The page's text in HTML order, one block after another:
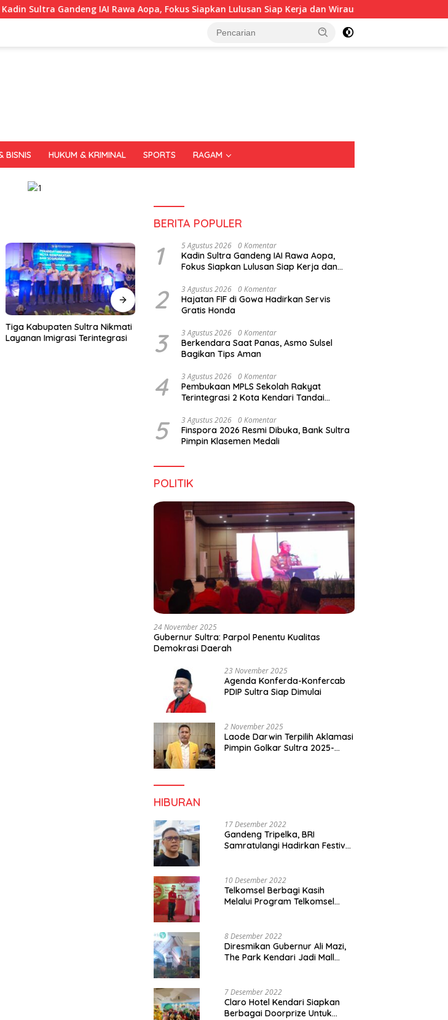
Gandeng IAI Rawa Aopa, Fokus Siapkan Lulusan Siap Kerja dan Wirausaha
BISNIS HUKUM & KRIMINAL SPORTS RAGAM
Harapan Tidak Mengenal
Batas Negara
Sultra Terus Maju, Namun
Infrastruktur Pariwisata dan
Perikanan Masih Jadi
Tantangan
Bank Sultra Pimpin Klasemen
Medali
BERITA POPULER
1 5 Agustus 2026 0 Komentar
Kadin Sultra Gandeng IAI Rawa Aopa,
Fokus Siapkan Lulusan Siap Kerja dan
2 3 Agustus 2026 0 Komentar
Hajatan FIF di Gowa Hadirkan Servis
Gratis Honda
3 3 Agustus 2026 0 Komentar
Berkendara Saat Panas, Asmo Sulsel
Bagikan Tips Aman
4 3 Agustus 2026 0 Komentar
Pembukaan MPLS Sekolah Rakyat
Terintegrasi 2 Kota Kendari Tandai
5 3 Agustus 2026 0 Komentar
Finspora 2026 Resmi Dibuka, Bank Sultra
Pimpin Klasemen Medali
POLITIK
24 November 2025
Gubernur Sultra: Parpol Penentu Kualitas
Demokrasi Daerah
23 November 2025
Agenda Konferda-Konfercab
PDIP Sultra Siap Dimulai
2 November 2025
Laode Darwin Terpilih Aklamasi
Pimpin Golkar Sultra 2025-
HIBURAN
17 Desember 2022
Gandeng Tripelka, BRI
Samratulangi Hadirkan Festival
10 Desember 2022
Telkomsel Berbagi Kasih
Melalui Program Telkomsel
8 Desember 2022
Diresmikan Gubernur Ali Mazi,
The Park Kendari Jadi Mall
7 Desember 2022
Claro Hotel Kendari Siapkan
Berbagai Doorprize Untuk